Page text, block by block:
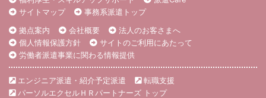
サイトマップ
事務系派遣トップ
拠点案内
会社概要
法人のお客さまへ
個人情報保護方針
サイトのご利用にあたって
労働者派遣事業に関わる情報提供
エンジニア派遣・紹介予定派遣
転職支援
パーソルエクセルＨＲパートナーズ トップ